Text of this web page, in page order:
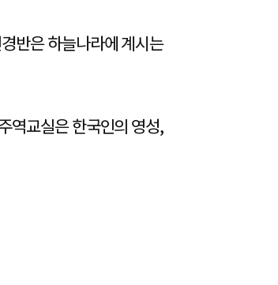
반은 하늘나라에 계시는
역교실은 한국인의 영성,